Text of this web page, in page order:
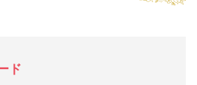
ド